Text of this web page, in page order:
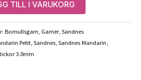
TILL I VARUKORG
Bomullsgarn Garner, Sandnes
Petit Sandnes Sandnes Mandarin
3.0mm